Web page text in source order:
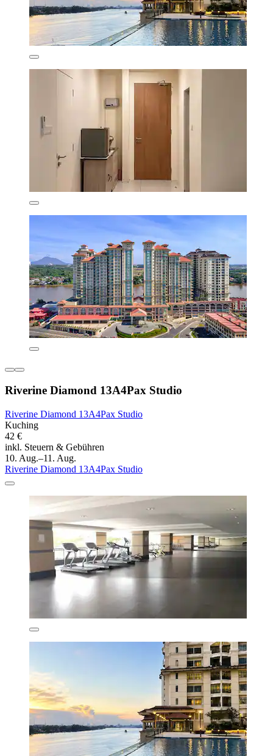
Riverine Diamond 13A4Pax Studio
Riverine Diamond 13A4Pax Studio
Kuching
42 €
inkl. Steuern & Gebühren
10. Aug.–11. Aug.
Riverine Diamond 13A4Pax Studio